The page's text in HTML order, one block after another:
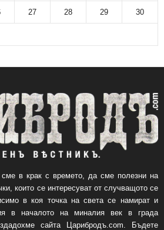
27 28 29 30
в крак с времето, да сме полезни на
които се интересуват от случващото се
в коя точка на света се намират и
в началото на миналия век в града
сайта Царибродъ.com. Бъдете